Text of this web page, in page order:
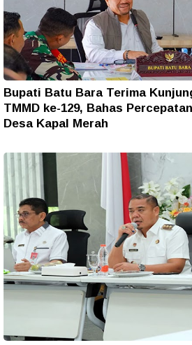
Bupati Batu Bara Terima
TMMD ke-129, Bahas
Desa Kapal Merah